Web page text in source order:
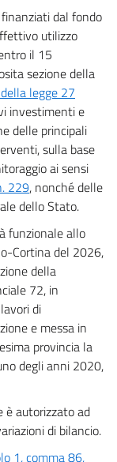
dal fondo
utilizzo
il 15
sezione della
legge 27
investimenti e
delle principali
sulla base
ai sensi
229, nonché delle
dello Stato.
funzionale allo
Cortina del 2026,
della
72, in
di
e messa in
provincia la
degli anni 2020,
è autorizzato ad
di bilancio.
1, comma 86,